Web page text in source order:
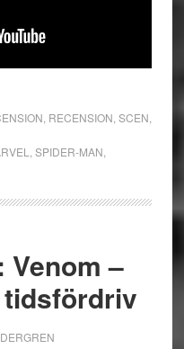
RECENSION SCEN
SPIDER-MAN
–